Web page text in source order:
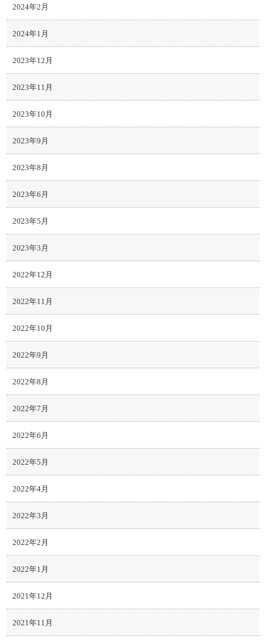
2024年2月
2024年1月
2023年12月
2023年11月
2023年10月
2023年9月
2023年8月
2023年6月
2023年5月
2023年3月
2022年12月
2022年11月
2022年10月
2022年9月
2022年8月
2022年7月
2022年6月
2022年5月
2022年4月
2022年3月
2022年2月
2022年1月
2021年12月
2021年11月